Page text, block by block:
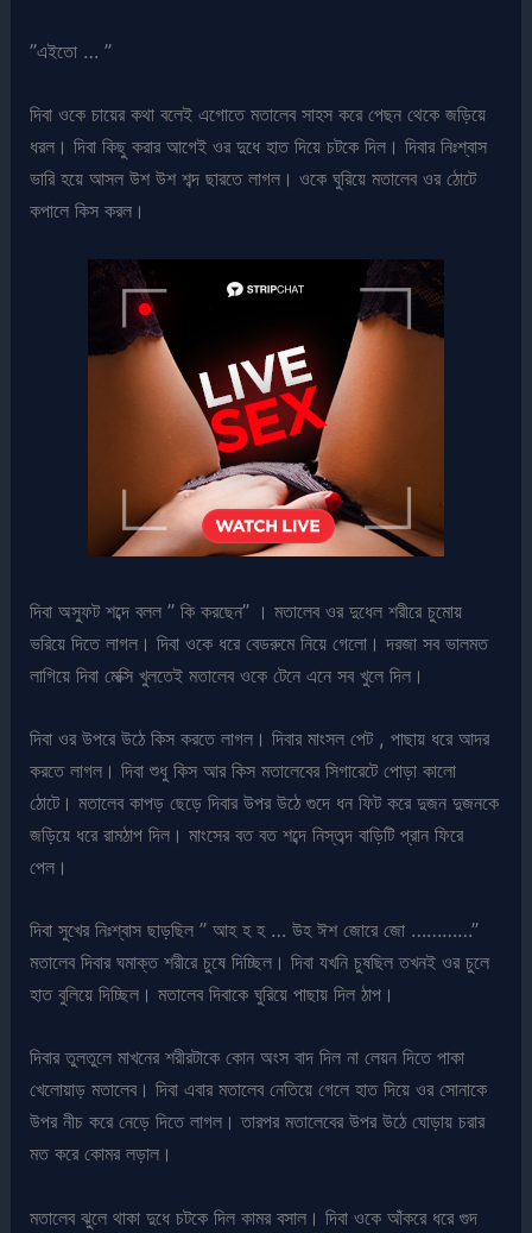
”এইতো … ”
দিবা ওকে চায়ের কথা বলেই এগোতে মতালেব সাহস করে পেছন থেকে জড়িয়ে
ধরল। দিবা কিছু করার আগেই ওর দুধে হাত দিয়ে চটকে দিল। দিবার নিঃশ্বাস
ভারি হয়ে আসল উশ উশ শব্দ ছারতে লাগল। ওকে ঘুরিয়ে মতালেব ওর ঠোটে
কপালে কিস করল।
দিবা অস্ফুট শব্দে বলল ” কি করছেন” । মতালেব ওর দুধেল শরীরে চুমোয়
ভরিয়ে দিতে লাগল। দিবা ওকে ধরে বেডরুমে নিয়ে গেলো। দরজা সব ভালমত
লাগিয়ে দিবা মেক্সি খুলতেই মতালেব ওকে টেনে এনে সব খুলে দিল।
দিবা ওর উপরে উঠে কিস করতে লাগল। দিবার মাংসল পেট , পাছায় ধরে আদর
করতে লাগল। দিবা শুধু কিস আর কিস মতালেবের সিগারেটে পোড়া কালো
ঠোটে। মতালেব কাপড় ছেড়ে দিবার উপর উঠে গুদে ধন ফিট করে দুজন দুজনকে
জড়িয়ে ধরে রামঠাপ দিল। মাংসের বত বত শব্দে নিস্তব্দ বাড়িটি প্রান ফিরে
পেল।
দিবা সুখের নিঃশ্বাস ছাড়ছিল ” আহ হ হ … উহ ঈশ জোরে জো …………”
মতালেব দিবার ঘমাক্ত শরীরে চুষে দিচ্ছিল। দিবা যখনি চুষছিল তখনই ওর চুলে
হাত বুলিয়ে দিচ্ছিল। মতালেব দিবাকে ঘুরিয়ে পাছায় দিল ঠাপ।
দিবার তুলতুলে মাখনের শরীরটাকে কোন অংস বাদ দিল না লেয়ন দিতে পাকা
খেলোয়াড় মতালেব। দিবা এবার মতালেব নেতিয়ে গেলে হাত দিয়ে ওর সোনাকে
উপর নীচ করে নেড়ে দিতে লাগল। তারপর মতালেবের উপর উঠে ঘোড়ায় চরার
মত করে কোমর লড়াল।
মতালেব ঝুলে থাকা দুধে চটকে দিল কামর বসাল। দিবা ওকে আঁকরে ধরে গুদ